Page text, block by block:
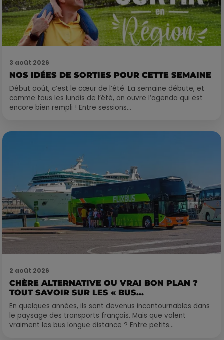
3 août 2026
NOS IDÉES DE SORTIES POUR CETTE SEMAINE
Début août, c’est le cœur de l’été. La semaine débute, et
comme tous les lundis de l’été, on ouvre l’agenda qui est
encore bien rempli ! Entre sessions...
2 août 2026
CHÈRE ALTERNATIVE OU VRAI BON PLAN ?
TOUT SAVOIR SUR LES « BUS...
En quelques années, ils sont devenus incontournables dans
le paysage des transports français. Mais que valent
vraiment les bus longue distance ? Entre petits...